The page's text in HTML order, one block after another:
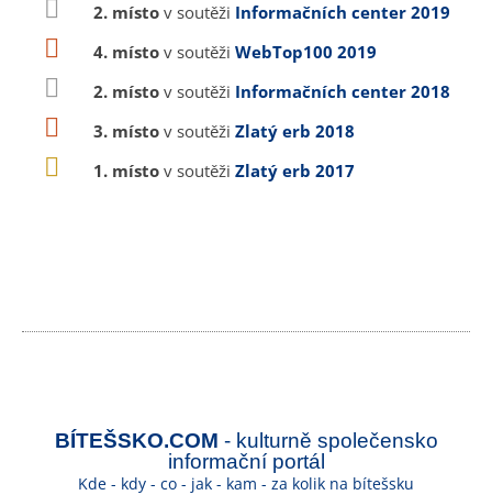
2. místo v soutěži Informačních center 2019
4. místo v soutěži WebTop100 2019
2. místo v soutěži Informačních center 2018
3. místo v soutěži Zlatý erb 2018
1. místo v soutěži Zlatý erb 2017
BÍTEŠSKO.COM - kulturně společensko
informační portál
Kde - kdy - co - jak - kam - za kolik na bítešsku